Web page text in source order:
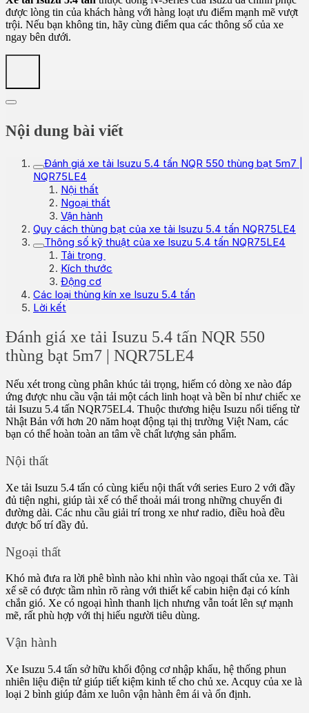
được lòng tin của khách hàng với hàng loạt ưu điểm mạnh mẽ vượt
trội. Nếu bạn không tin, hãy cùng điểm qua các thông số của xe
ngay bên dưới.
Nội dung bài viết
Đánh giá xe tải Isuzu 5.4 tấn NQR 550 thùng bạt 5m7 |
NQR75LE4
Nội thất
Ngoại thất
Vận hành
Quy cách thùng bạt của xe tải Isuzu 5.4 tấn NQR75LE4
Thông số kỹ thuật của xe Isuzu 5.4 tấn NQR75LE4
Tải trọng
Kích thước
Động cơ
Các loại thùng kín xe Isuzu 5.4 tấn
Lời kết
Đánh giá xe tải Isuzu 5.4 tấn NQR 550
thùng bạt 5m7 | NQR75LE4
Nếu xét trong cùng phân khúc tải trọng, hiếm có dòng xe nào đáp
ứng được nhu cầu vận tải một cách linh hoạt và bền bỉ như chiếc xe
tải Isuzu 5.4 tấn NQR75EL4. Thuộc thương hiệu Isuzu nổi tiếng từ
Nhật Bản với hơn 20 năm hoạt động tại thị trường Việt Nam, các
bạn có thể hoàn toàn an tâm về chất lượng sản phẩm.
Nội thất
Xe tải Isuzu 5.4 tấn có cùng kiểu nội thất với series Euro 2 với đầy
đủ tiện nghi, giúp tài xế có thể thoải mái trong những chuyến đi
đường dài. Các nhu cầu giải trí trong xe như radio, điều hoà đều
được bố trí đầy đủ.
Ngoại thất
Khó mà đưa ra lời phê bình nào khi nhìn vào ngoại thất của xe. Tài
xế sẽ có được tầm nhìn rõ ràng với thiết kế cabin hiện đại có kính
chắn gió. Xe có ngoại hình thanh lịch nhưng vẫn toát lên sự mạnh
mẽ, rất phù hợp với thị hiếu người tiêu dùng.
Vận hành
Xe Isuzu 5.4 tấn sở hữu khối động cơ nhập khẩu, hệ thống phun
nhiên liệu điện tử giúp tiết kiệm kinh tế cho chủ xe. Acquy của xe là
loại 2 bình giúp đảm xe luôn vận hành êm ái và ổn định.